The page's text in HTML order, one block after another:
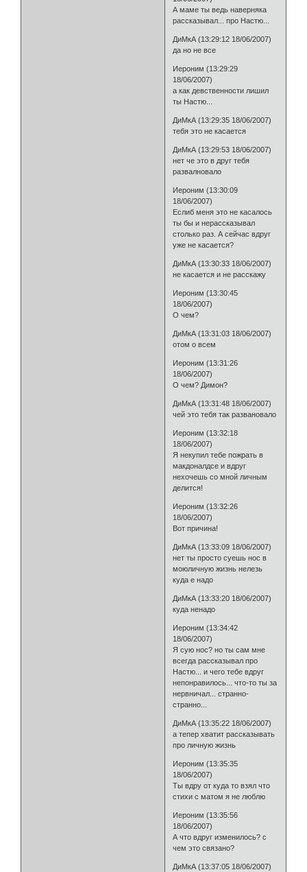
А маме ты ведь наверняка
рассказывал... про Настю...
ДиМкА (13:29:12 18/06/2007)
да но не все
Иероним (13:29:29
18/06/2007)
а как девственности лишил
ты Настю...
ДиМкА (13:29:35 18/06/2007)
тебя это не касается
ДиМкА (13:29:53 18/06/2007)
нет че это в друг тебя
развалновало
Иероним (13:30:09
18/06/2007)
Еслиб меня это не касалось
ты бы и нерассказывал
столько раз. А сейчас вдруг
уже не касается?
ДиМкА (13:30:33 18/06/2007)
не касается и не расскажу
Иероним (13:30:45
18/06/2007)
О чем?
ДиМкА (13:31:03 18/06/2007)
отом о всем
Иероним (13:31:26
18/06/2007)
О чем? Димон?
ДиМкА (13:31:48 18/06/2007)
чей это тебя так развановало
Иероним (13:32:18
18/06/2007)
Я некупил тебе пожрать в
макдоналдсе и вдруг
нехочешь со мной личным
делится!
Иероним (13:32:26
18/06/2007)
Вот причина!
ДиМкА (13:33:09 18/06/2007)
нет ты просто суешь нос в
моюличную жизнь нелезь
куда е надо
ДиМкА (13:33:20 18/06/2007)
куда ненадо
Иероним (13:34:42
18/06/2007)
Я сую нос? но ты сам мне
всегда рассказывал про
Настю... и чего тебе вдруг
непонравилось... что-то ты за
нервничал... странно-
странно...
ДиМкА (13:35:22 18/06/2007)
а тепер хватит рассказывать
про личную жизнь
Иероним (13:35:35
18/06/2007)
Ты вдру от куда то взял что
стихи с матом я не люблю
Иероним (13:35:56
18/06/2007)
А что вдруг изменилось? с
чем это связано?
ДиМкА (13:37:05 18/06/2007)